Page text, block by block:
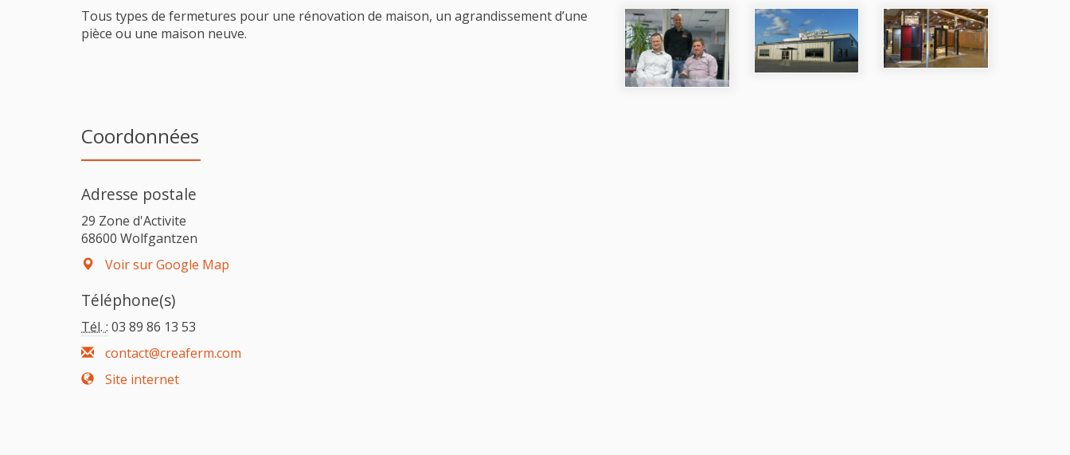
Tous types de fermetures pour une rénovation de maison, un agrandissement d’une
pièce ou une maison neuve.
Coordonnées
Adresse postale
29 Zone d'Activite
68600 Wolfgantzen
Voir sur Google Map
Téléphone(s)
Tél. : 03 89 86 13 53
contact@creaferm.com
Site internet